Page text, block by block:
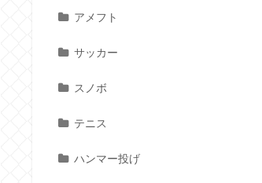
アメフト
サッカー
スノボ
テニス
ハンマー投げ